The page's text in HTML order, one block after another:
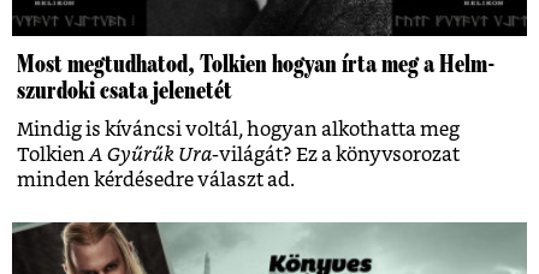
Most megtudhatod, Tolkien hogyan írta meg a Helm-
szurdoki csata jelenetét
Mindig is kíváncsi voltál, hogyan alkothatta meg
Tolkien A Gyűrűk Ura-világát? Ez a könyvsorozat
minden kérdésedre választ ad.